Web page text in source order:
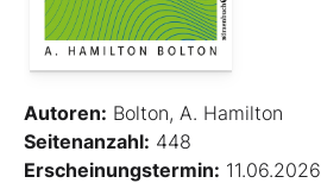
Autoren: Bolton, A. Hamilton
Seitenanzahl: 448
Erscheinungstermin: 11.06.2026